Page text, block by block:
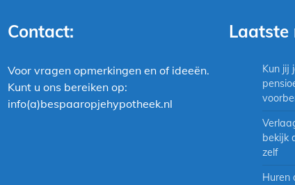
Contact:
Voor vragen opmerkingen en of ideeën.
Kunt u ons bereiken op:
info(a)bespaaropjehypotheek.nl
Laatste
Kun jij
bekijk
zelf
Huren